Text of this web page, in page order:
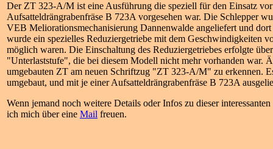
Der ZT 323-A/M ist eine Ausführung die speziell für den Einsatz
Aufsatteldrängrabenfräse B 723A vorgesehen war. Die Schlepper
VEB Meliorationsmechanisierung Dannenwalde angeliefert und
wurde ein spezielles Reduziergetriebe mit dem Geschwindigkeiten
möglich waren. Die Einschaltung des Reduziergetriebes erfolgte
"Unterlaststufe", die bei diesem Modell nicht mehr vorhanden war.
umgebauten ZT am neuen Schriftzug "ZT 323-A/M" zu erkennen.
umgebaut, und mit je einer Aufsatteldrängrabenfräse B 723A
Wenn jemand noch weitere Details oder Infos zu dieser
ich mich über eine Mail freuen.